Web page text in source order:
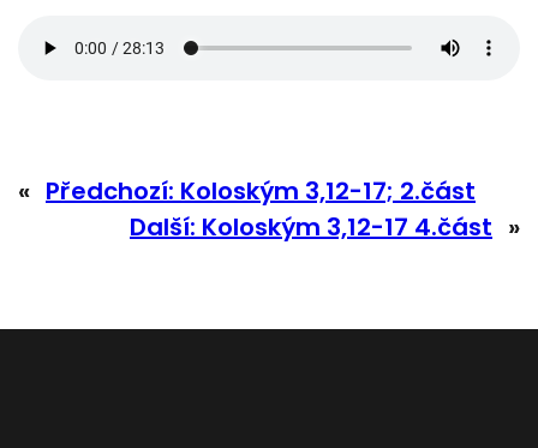
« Předchozí: Koloským 3,12-17; 2.část
Další: Koloským 3,12-17 4.část »